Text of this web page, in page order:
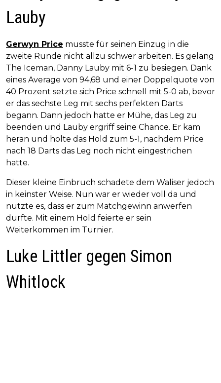
Lauby
Gerwyn Price musste für seinen Einzug in die
zweite Runde nicht allzu schwer arbeiten. Es gelang
The Iceman, Danny Lauby mit 6-1 zu besiegen. Dank
eines Average von 94,68 und einer Doppelquote von
40 Prozent setzte sich Price schnell mit 5-0 ab, bevor
er das sechste Leg mit sechs perfekten Darts
begann. Dann jedoch hatte er Mühe, das Leg zu
beenden und Lauby ergriff seine Chance. Er kam
heran und holte das Hold zum 5-1, nachdem Price
nach 18 Darts das Leg noch nicht eingestrichen
hatte.
Dieser kleine Einbruch schadete dem Waliser jedoch
in keinster Weise. Nun war er wieder voll da und
nutzte es, dass er zum Matchgewinn anwerfen
durfte. Mit einem Hold feierte er sein
Weiterkommen im Turnier.
Luke Littler gegen Simon
Whitlock